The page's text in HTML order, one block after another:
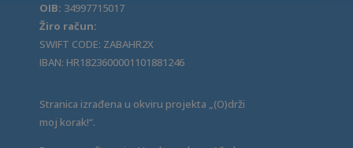
OIB: 34997715017
Žiro račun:
SWIFT CODE: ZABAHR2X
IBAN: HR1823600001101881246
Stranica izrađena u okviru projekta „(O)drži
moj korak!“.